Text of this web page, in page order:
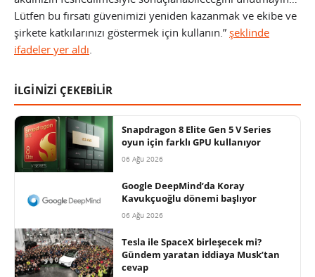
Lütfen bu fırsatı güvenimizi yeniden kazanmak ve ekibe ve
şirkete katkılarınızı göstermek için kullanın.” şeklinde
ifadeler yer aldı.
İLGİNİZİ ÇEKEBİLİR
Snapdragon 8 Elite Gen 5 V Series
oyun için farklı GPU kullanıyor
06 Ağu 2026
Google DeepMind’da Koray
Kavukçuoğlu dönemi başlıyor
06 Ağu 2026
Tesla ile SpaceX birleşecek mi?
Gündem yaratan iddiaya Musk’tan
cevap